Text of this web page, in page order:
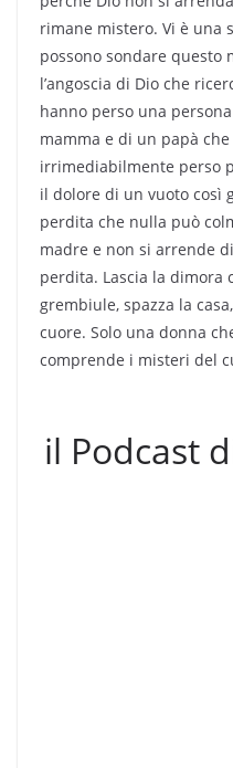
rimane mistero. Vi è una
possono sondare questo
l’angoscia di Dio che
hanno perso una
mamma e di un papà
irrimediabilmente perso
il dolore di un vuoto così
perdita che nulla può
madre e non si arrende
perdita. Lascia la dimora
grembiule, spazza la
cuore. Solo una donna
comprende i misteri del
il Podcast